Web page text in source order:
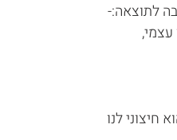
לתוצאה:-
עצמי,
חיצוני לנו